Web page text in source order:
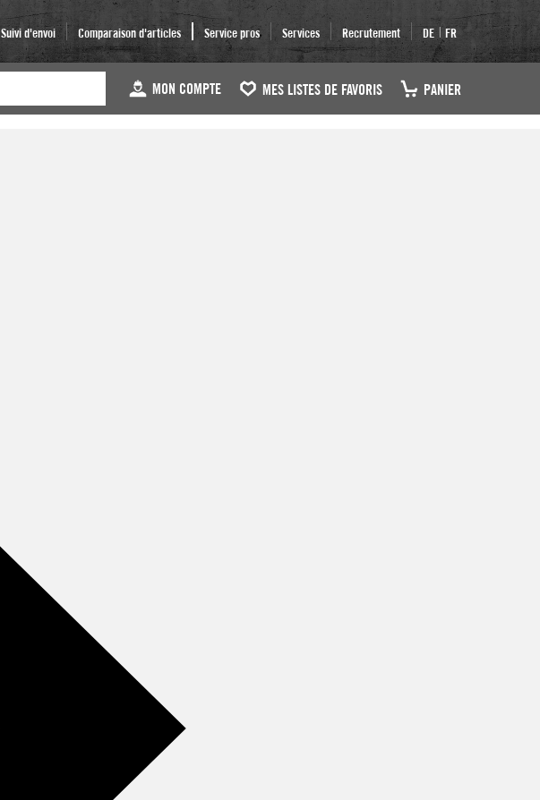
Suivi d'envoi Comparaison d'articles Service pros Services Recrutement DE | FR
MON COMPTE MES LISTES DE FAVORIS PANIER